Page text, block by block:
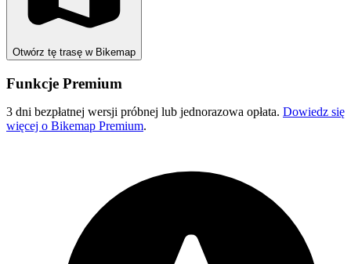
Otwórz tę trasę w Bikemap
Funkcje Premium
3 dni bezpłatnej wersji próbnej lub jednorazowa opłata. Dowiedz się
więcej o Bikemap Premium.